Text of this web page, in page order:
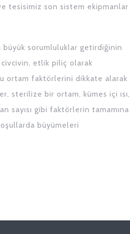
tesisimiz son sistem ekipmanlar
sorumluluklar getirdiğinin
civcivin, etlik piliç olarak
ortam faktörlerini dikkate alarak
sterilize bir ortam, kümes içi ısı,
sayısı gibi faktörlerin tamamına
büyümeleri